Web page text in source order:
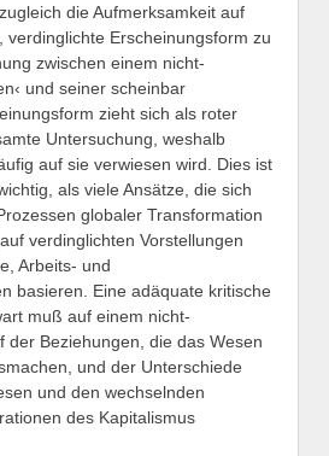
die Aufmerksamkeit auf
verdinglichte Erscheinungsform zu
zwischen einem nicht-
und seiner scheinbar
zieht sich als roter
Untersuchung, weshalb
auf sie verwiesen wird. Dies ist
als viele Ansätze, die sich
globaler Transformation
verdinglichten Vorstellungen
Arbeits- und
basieren. Eine adäquate kritische
muß auf einem nicht-
der Beziehungen, die das Wesen
und der Unterschiede
und den wechselnden
des Kapitalismus